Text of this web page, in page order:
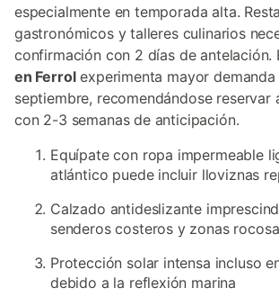
especialmente en temporada alta.
gastronómicos y talleres culinarios
confirmación con 2 días de antelación.
en Ferrolexperimenta mayor
septiembre, recomendándose reservar
con 2-3 semanas de anticipación.
Equípate con ropa impermeable
atlántico puede incluir lloviznas
Calzado antideslizante
senderos costeros y zonas
Protección solar intensa incluso
debido a la reflexión marina